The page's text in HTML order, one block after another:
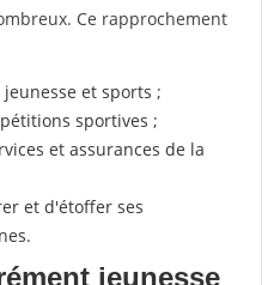
Ce rapprochement
et sports ;
sportives ;
et assurances de la
et d'étoffer ses
jeunesse